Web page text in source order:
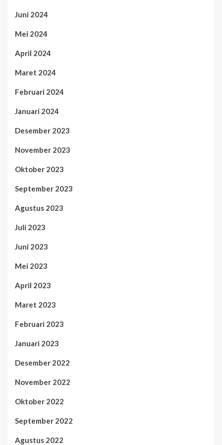
Juni 2024
Mei 2024
April 2024
Maret 2024
Februari 2024
Januari 2024
Desember 2023
November 2023
Oktober 2023
September 2023
Agustus 2023
Juli 2023
Juni 2023
Mei 2023
April 2023
Maret 2023
Februari 2023
Januari 2023
Desember 2022
November 2022
Oktober 2022
September 2022
Agustus 2022